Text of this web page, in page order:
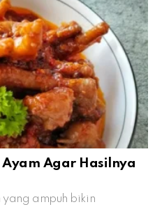
Ayam Agar Hasilnya
ampuh bikin